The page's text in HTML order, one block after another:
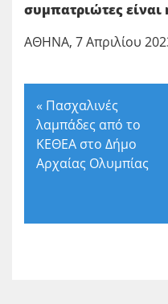
συμπατριώτες
ΑΘΗΝΑ, 7 Απριλίου
« Πασχαλινές
λαμπάδες από το
ΚΕΘΕΑ στο Δήμο
Αρχαίας Ολυμπίας